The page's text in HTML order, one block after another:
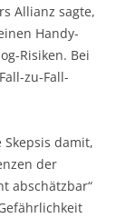
Allianz sagte,
Handy-
Risiken. Bei
zu-Fall-
damit,
der
abschätzbar“